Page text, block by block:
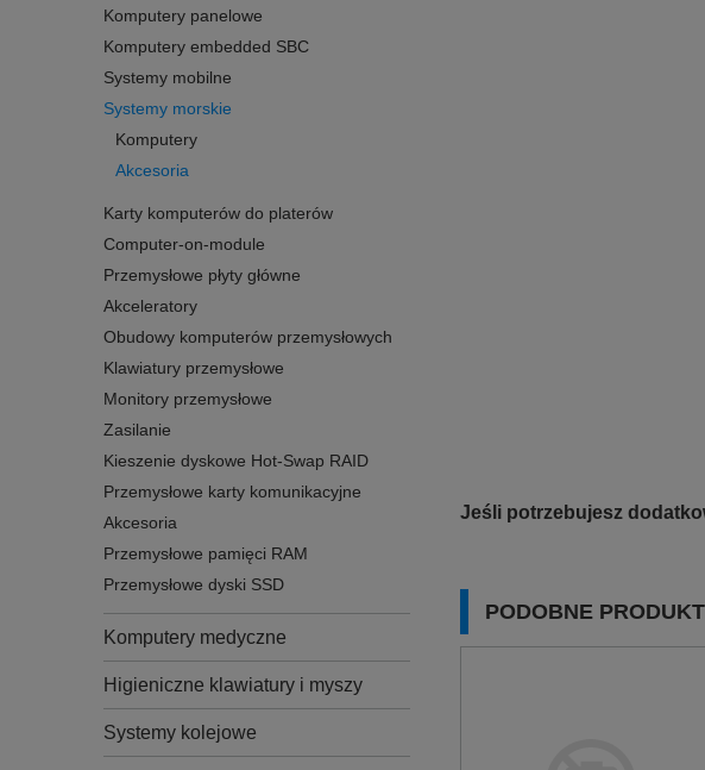
Komputery panelowe
Komputery embedded SBC
Systemy mobilne
Systemy morskie
Komputery
Akcesoria
Karty komputerów do platerów
Computer-on-module
Przemysłowe płyty główne
Akceleratory
Obudowy komputerów przemysłowych
Klawiatury przemysłowe
Monitory przemysłowe
Zasilanie
Kieszenie dyskowe Hot-Swap RAID
Przemysłowe karty komunikacyjne
Akcesoria
Przemysłowe pamięci RAM
Przemysłowe dyski SSD
Komputery medyczne
Higieniczne klawiatury i myszy
Systemy kolejowe
Jeśli potrzebujesz
PODOBNE